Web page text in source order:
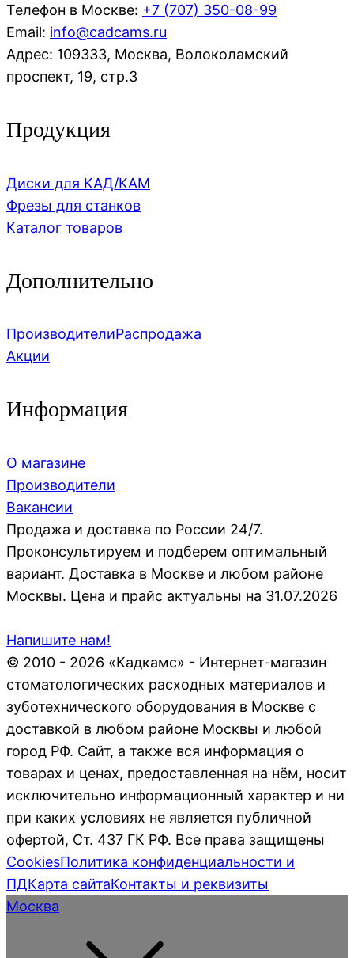
Телефон в Москве: +7 (707) 350-08-99
Email: info@cadcams.ru
Адрес: 109333, Москва, Волоколамский
проспект, 19, стр.3
Продукция
Диски для КАД/КАМ
Фрезы для станков
Каталог товаров
Дополнительно
ПроизводителиРаспродажа
Акции
Информация
О магазине
Производители
Вакансии
Продажа и доставка по России 24/7.
Проконсультируем и подберем оптимальный
вариант. Доставка в Москве и любом районе
Москвы. Цена и прайс актуальны на 31.07.2026
Напишите нам!
© 2010 - 2026 «Кадкамс» - Интернет-магазин
стоматологических расходных материалов и
зуботехнического оборудования в Москве с
доставкой в любом районе Москвы и любой
город РФ. Сайт, а также вся информация о
товарах и ценах, предоставленная на нём, носит
исключительно информационный характер и ни
при каких условиях не является публичной
офертой, Ст. 437 ГК РФ. Все права защищены
CookiesПолитика конфиденциальности и
ПДКарта сайтаКонтакты и реквизиты
Москва